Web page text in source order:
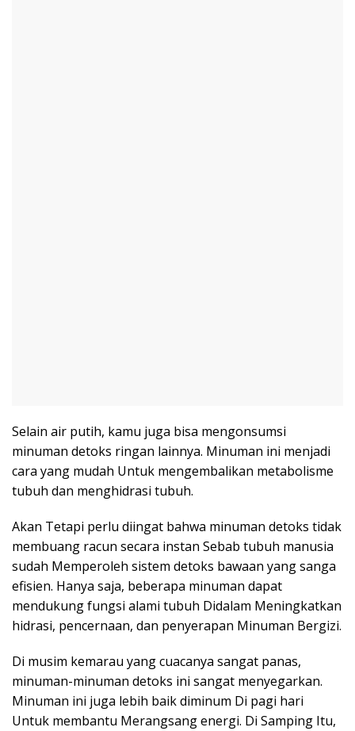
Selain air putih, kamu juga bisa mengonsumsi
minuman detoks ringan lainnya. Minuman ini menjadi
cara yang mudah Untuk mengembalikan metabolisme
tubuh dan menghidrasi tubuh.
Akan Tetapi perlu diingat bahwa minuman detoks tidak
membuang racun secara instan Sebab tubuh manusia
sudah Memperoleh sistem detoks bawaan yang sanga
efisien. Hanya saja, beberapa minuman dapat
mendukung fungsi alami tubuh Didalam Meningkatkan
hidrasi, pencernaan, dan penyerapan Minuman Bergizi.
Di musim kemarau yang cuacanya sangat panas,
minuman-minuman detoks ini sangat menyegarkan.
Minuman ini juga lebih baik diminum Di pagi hari
Untuk membantu Merangsang energi. Di Samping Itu,